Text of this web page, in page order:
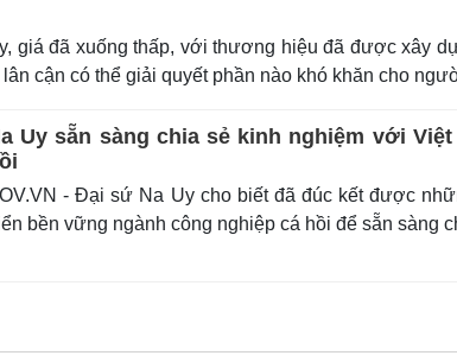
giá đã xuống thấp, với thương hiệu đã được xây
cận có thể giải quyết phần nào khó khăn cho
Uy sẵn sàng chia sẻ kinh nghiệm với
- Đại sứ Na Uy cho biết đã đúc kết được
bền vững ngành công nghiệp cá hồi để sẵn sàng